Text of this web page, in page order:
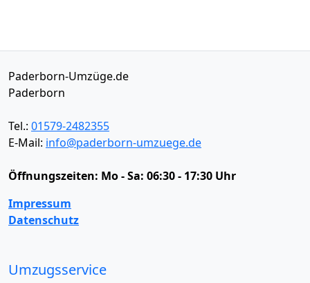
Paderborn-Umzüge.de
Paderborn
Tel.: 01579-2482355
E-Mail: info@paderborn-umzuege.de
Öffnungszeiten: Mo - Sa: 06:30 - 17:30 Uhr
Impressum
Datenschutz
Umzugsservice